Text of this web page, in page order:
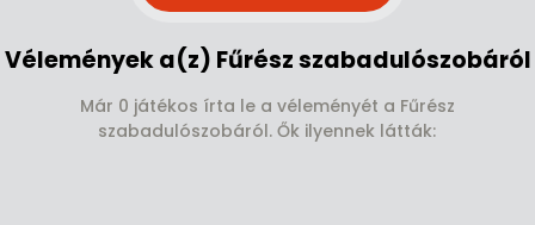
Vélemények a(z) Fűrész szabadulószobáról
Már 0 játékos írta le a véleményét a Fűrész
szabadulószobáról. Ők ilyennek látták: